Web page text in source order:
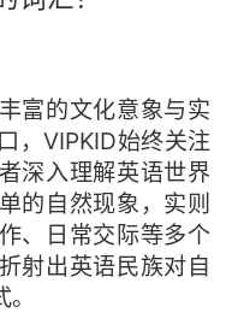
富的文化意象与实
，VIPKID始终关注
深入理解英语世界
的自然现象，实则
、日常交际等多个
射出英语民族对自